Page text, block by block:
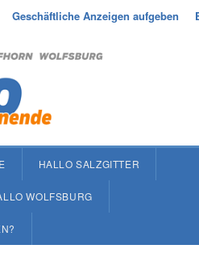
Geschäftliche Anzeigen aufgeben
HALLO SALZGITTER
WOLFSBURG